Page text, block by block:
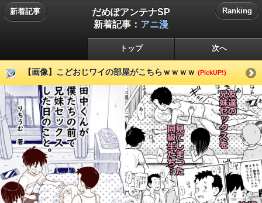
新着記事
だめぽアンテナSP
新着記事： アニ漫
Ranking
トップ 次へ
【画像】こどおじワイの部屋がこちらｗｗｗｗ (PickUP!)